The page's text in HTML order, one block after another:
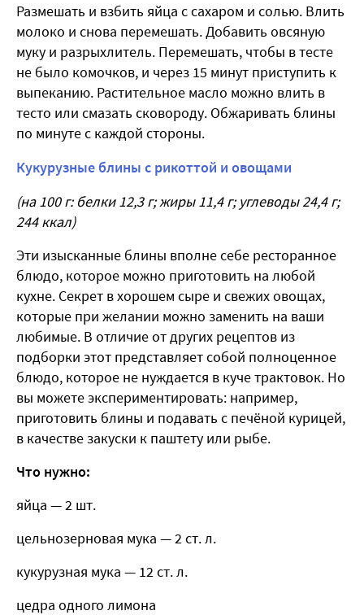
Размешать и взбить яйца с сахаром и солью. Влить
молоко и снова перемешать. Добавить овсяную
муку и разрыхлитель. Перемешать, чтобы в тесте
не было комочков, и через 15 минут приступить к
выпеканию. Растительное масло можно влить в
тесто или смазать сковороду. Обжаривать блины
по минуте с каждой стороны.
Кукурузные блины с рикоттой и овощами
(на 100 г: белки 12,3 г; жиры 11,4 г; углеводы 24,4 г;
244 ккал)
Эти изысканные блины вполне себе ресторанное
блюдо, которое можно приготовить на любой
кухне. Секрет в хорошем сыре и свежих овощах,
которые при желании можно заменить на ваши
любимые. В отличие от других рецептов из
подборки этот представляет собой полноценное
блюдо, которое не нуждается в куче трактовок. Но
вы можете экспериментировать: например,
приготовить блины и подавать с печёной курицей,
в качестве закуски к паштету или рыбе.
Что нужно:
яйца — 2 шт.
цельнозерновая мука — 2 ст. л.
кукурузная мука — 12 ст. л.
цедра одного лимона